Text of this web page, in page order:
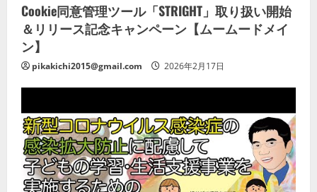
Cookie同意管理ツール「STRIGHT」取り扱い開始
＆リリース記念キャンペーン【ムームードメイ
ン】
pikakichi2015@gmail.com 2026年2月17日